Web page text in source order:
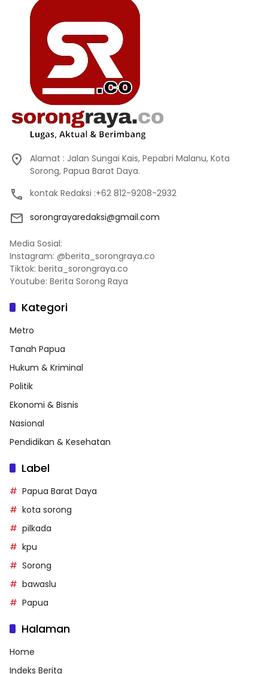
Alamat : Jalan Sungai Kais, Pepabri Malanu, Kota
Sorong, Papua Barat Daya.
kontak Redaksi :+62 812-9208-2932
sorongrayaredaksi@gmail.com
Media Sosial:
Instagram: @berita_sorongraya.co
Tiktok: berita_sorongraya.co
Youtube: Berita Sorong Raya
Kategori
Metro
Tanah Papua
Hukum & Kriminal
Politik
Ekonomi & Bisnis
Nasional
Pendidikan & Kesehatan
Label
Papua Barat Daya
kota sorong
pilkada
kpu
Sorong
bawaslu
Papua
Halaman
Home
Indeks Berita